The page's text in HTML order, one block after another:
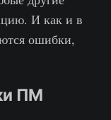
И как и в
ошибки,
ПМ